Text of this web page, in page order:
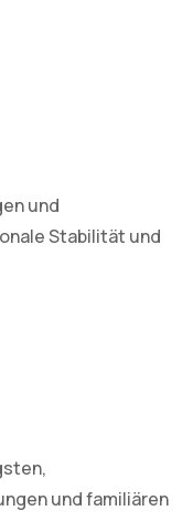
und
Stabilität und
und familiären